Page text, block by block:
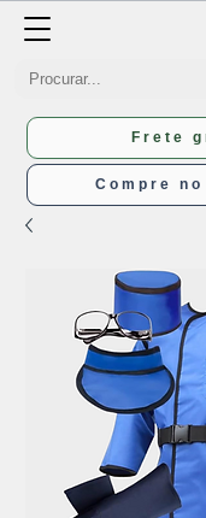
Frete
Compre